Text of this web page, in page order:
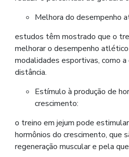
Melhora do desempenho
estudos têm mostrado que o
melhorar o desempenho
modalidades esportivas, como a
distância.
Estímulo à produção de
crescimento:
o treino em jejum pode
hormônios do crescimento, que
regeneração muscular e pela